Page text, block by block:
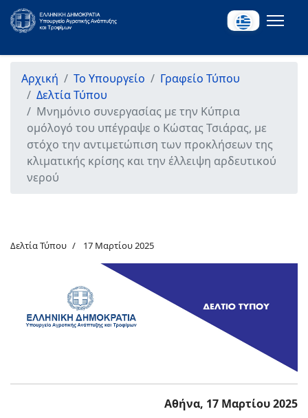
Αρχική Το Υπουργείο
Γραφείο Τύπου
Δελτία Τύπου
Μνημόνιο συνεργασίας με την Κύπρια
ομόλογό του υπέγραψε ο Κώστας Τσιάρας, με
στόχο την αντιμετώπιση των προκλήσεων της
κλιματικής κρίσης και την έλλειψη αρδευτικού
νερού
Δελτία Τύπου 17 Μαρτίου 2025
Αθήνα, 17 Μαρτίου 2025